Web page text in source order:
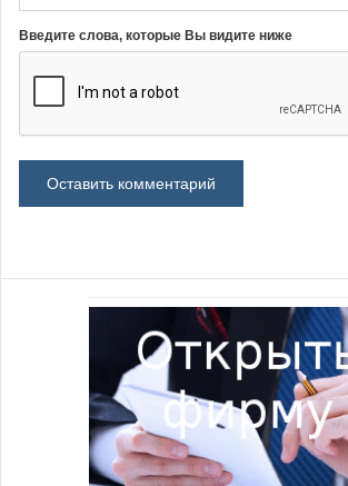
Введите слова, которые Вы видите ниже